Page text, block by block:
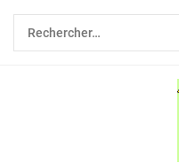
Skip
content
Rechercher :